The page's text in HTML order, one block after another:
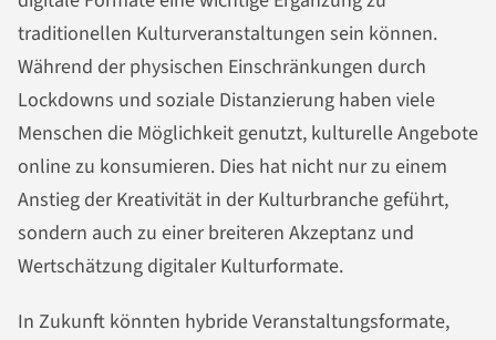
traditionellen Kulturveranstaltungen sein können.
Während der physischen Einschränkungen durch
Lockdowns und soziale Distanzierung haben viele
Menschen die Möglichkeit genutzt, kulturelle Angebote
online zu konsumieren. Dies hat nicht nur zu einem
Anstieg der Kreativität in der Kulturbranche geführt,
sondern auch zu einer breiteren Akzeptanz und
Wertschätzung digitaler Kulturformate.
In Zukunft könnten hybride Veranstaltungsformate,